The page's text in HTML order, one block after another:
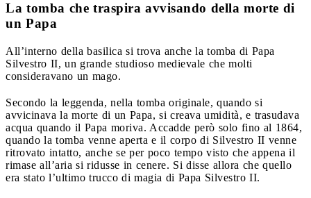
La tomba che traspira avvisando della morte di
un Papa
All’interno della basilica si trova anche la tomba di Papa
Silvestro II, un grande studioso medievale che molti
consideravano un mago.
Secondo la leggenda, nella tomba originale, quando si
avvicinava la morte di un Papa, si creava umidità, e trasudava
acqua quando il Papa moriva. Accadde però solo fino al 1864,
quando la tomba venne aperta e il corpo di Silvestro II venne
ritrovato intatto, anche se per poco tempo visto che appena il
rimase all’aria si ridusse in cenere. Si disse allora che quello
era stato l’ultimo trucco di magia di Papa Silvestro II.